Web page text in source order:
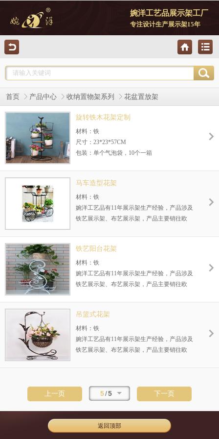
婉洋工艺品展示架工厂
专注设计生产展示架15年
首页 产品中心 收纳置物架系列 花盆置放架
旋转铁木花架定制
材料：铁
尺寸：23*23*57CM
包装：单个气泡袋，10个一箱
要销往欧美、中东以及国内内销市场。
马车造型花架
材料：铁
婉洋工艺品有11年展示架生产经验，产品涉及
铁艺展示架、布艺展示架，产品主要销往欧
铁艺阳台花架
材料：铁
婉洋工艺品有11年展示架生产经验，产品涉及
铁艺展示架、布艺展示架，产品主要销往欧
吊篮式花架
材料：铁
婉洋工艺品有11年展示架生产经验，产品涉及
铁艺展示架、布艺展示架，产品主要销往欧
上一页 5/5 下一页
返回顶部